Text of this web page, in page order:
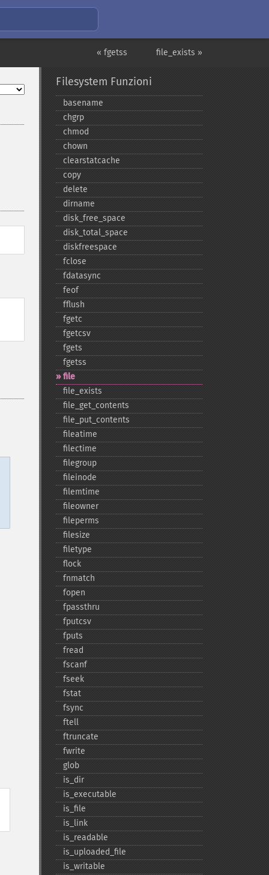
file_exists »
« fgetss
Filesystem Funzioni
basename
chgrp
chmod
chown
clearstatcache
copy
delete
dirname
disk_​free_​space
disk_​total_​space
diskfreespace
fclose
fdatasync
feof
fflush
fgetc
fgetcsv
fgets
fgetss
file
file_​exists
file_​get_​contents
file_​put_​contents
fileatime
filectime
filegroup
fileinode
filemtime
fileowner
fileperms
filesize
filetype
flock
fnmatch
fopen
fpassthru
fputcsv
fputs
fread
fscanf
fseek
fstat
fsync
ftell
ftruncate
fwrite
glob
is_​dir
is_​executable
is_​file
is_​link
is_​readable
is_​uploaded_​file
is_​writable